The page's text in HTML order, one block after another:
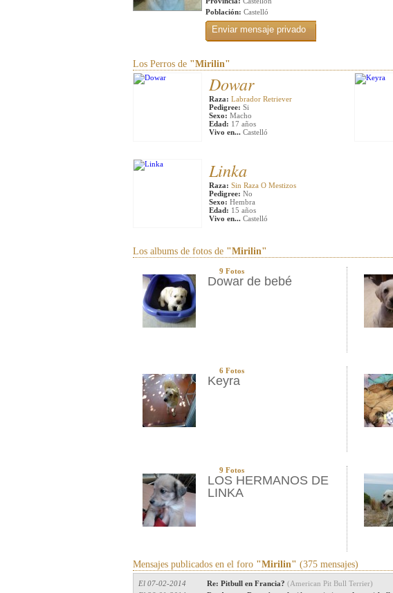
Población: Castelló
Los Perros de "Mirilin"
Dowar
Raza: Labrador Retriever
Pedigree: Si
Sexo: Macho
Edad: 17 años
Vivo en... Castelló
Linka
Raza: Sin Raza O Mestizos
Pedigree: No
Sexo: Hembra
Edad: 15 años
Vivo en... Castelló
Los albums de fotos de "Mirilin"
9 Fotos
Dowar de bebé
6 Fotos
Keyra
9 Fotos
LOS HERMANOS DE
LINKA
Mensajes publicados en el foro "Mirilin" (375 mensajes)
El 07-02-2014 Re: Pitbull en Francia? (American Pit Bull Terrier)